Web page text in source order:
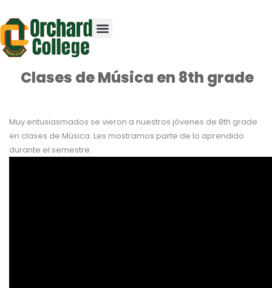
Clases de Música en 8th grade
Muy entusiasmados se vieron a nuestros jóvenes de 8th grade
en clases de Música. Les mostramos parte de lo aprendido
durante el semestre.